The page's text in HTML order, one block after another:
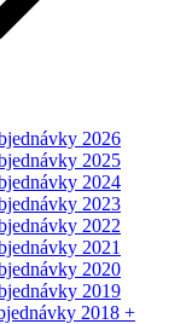
2026
2025
2024
2023
2022
2021
2020
2019
2018 +